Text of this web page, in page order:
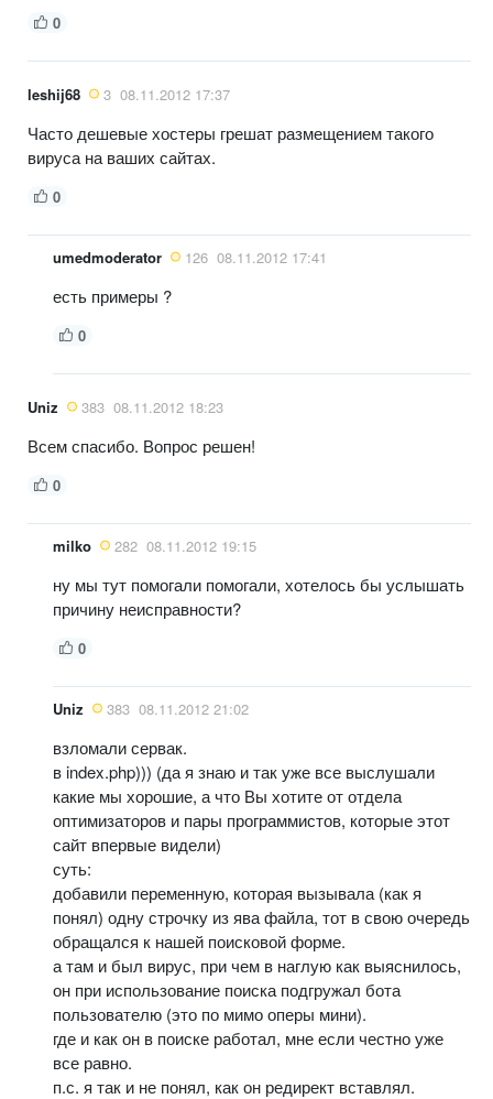
0
leshij68 3 08.11.2012 17:37
Часто дешевые хостеры грешат размещением такого
вируса на ваших сайтах.
0
umedmoderator 126 08.11.2012 17:41
есть примеры ?
0
Uniz 383 08.11.2012 18:23
Всем спасибо. Вопрос решен!
0
milko 282 08.11.2012 19:15
ну мы тут помогали помогали, хотелось бы услышать
причину неисправности?
0
Uniz 383 08.11.2012 21:02
взломали сервак.
в index.php))) (да я знаю и так уже все выслушали
какие мы хорошие, а что Вы хотите от отдела
оптимизаторов и пары программистов, которые этот
сайт впервые видели)
суть:
добавили переменную, которая вызывала (как я
понял) одну строчку из ява файла, тот в свою очередь
обращался к нашей поисковой форме.
а там и был вирус, при чем в наглую как выяснилось,
он при использование поиска подгружал бота
пользователю (это по мимо оперы мини).
где и как он в поиске работал, мне если честно уже
все равно.
п.с. я так и не понял, как он редирект вставлял.